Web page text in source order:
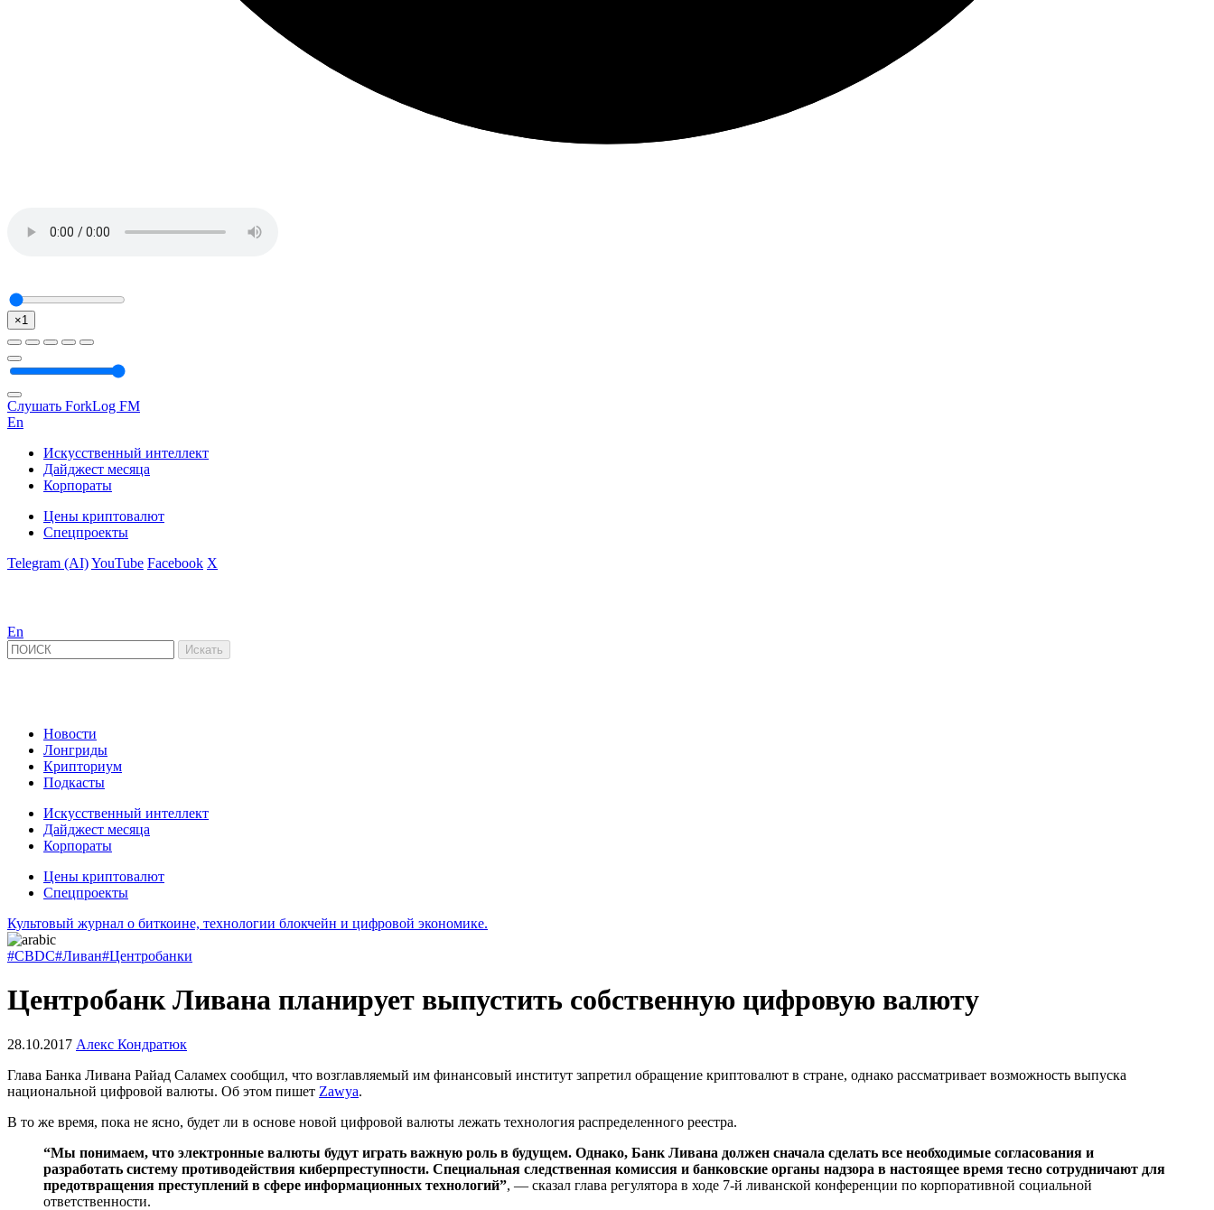
×1
Слушать ForkLog FM
En
Искусственный интеллект
Дайджест месяца
Корпораты
Цены криптовалют
Спецпроекты
Telegram (AI)YouTube Facebook X
En
Новости
Лонгриды
Крипториум
Подкасты
Искусственный интеллект
Дайджест месяца
Корпораты
Цены криптовалют
Спецпроекты
Культовый журнал о биткоине, технологии блокчейн и цифровой экономике.
#CBDC#Ливан#Центробанки
Центробанк Ливана планирует выпустить собственную цифровую валюту
28.10.2017 Алекс Кондратюк
Глава Банка Ливана Райад Саламех сообщил, что возглавляемый им финансовый институт запретил обращение криптовалют в стране, однако рассматривает возможность выпуска
национальной цифровой валюты. Об этом пишет Zawya.
В то же время, пока не ясно, будет ли в основе новой цифровой валюты лежать технология распределенного реестра.
“Мы понимаем, что электронные валюты будут играть важную роль в будущем. Однако, Банк Ливана должен сначала сделать все необходимые согласования и
разработать систему противодействия киберпреступности. Специальная следственная комиссия и банковские органы надзора в настоящее время тесно сотрудничают для
предотвращения преступлений в сфере информационных технологий”, — сказал глава регулятора в ходе 7-й ливанской конференции по корпоративной социальной
ответственности.